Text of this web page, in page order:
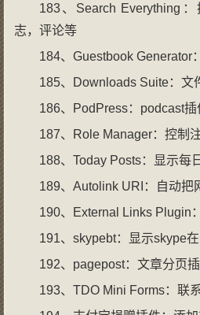
183、Search Everything
志，评论等
184、Guestbook Generator
185、Downloads Suite：文
186、PodPress：podcast插
187、Role Manager：控制
188、Today Posts：显示每
189、Autolink URI：自动把
190、External Links Plugin
191、skypebt：显示skype
192、pagepost：文章分页
193、TDO Mini Forms：联